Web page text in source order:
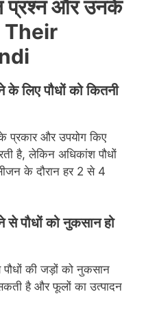
प्रश्न और उनके
Their
के लिए पौधों को कितनी
प्रकार और उपयोग किए
है, लेकिन अधिकांश पौधों
के दौरान हर 2 से 4
से पौधों को नुकसान हो
की जड़ों को नुकसान
है और फूलों का उत्पादन